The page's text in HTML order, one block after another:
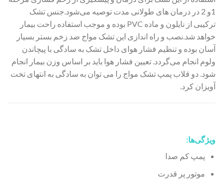
1و 2 در درمان های طولانی مدت توصیه می‌شود.جنس تشک
ترکیبی از نایلون و ماده PVC بوده و موجب استفاده راحت بیمار
خواهد شد.نصب و راه اندازی این تشک مواج ضد زخم بستر بسیار
آسان بوده و تنظیم فشار هوای داخل تشک به سادگی با پیچاندن
ولوم انجام می‌گردد. تعیین فشار هوا باید بر اساس وزن بیمار انجام
شود. دو قلاب پمپ تشک مواج را می توان به سادگی به انتهای تخت
آویزان کرد.
ویژگی‌ها:
پمپ کم صدا
موتور پر قدرت